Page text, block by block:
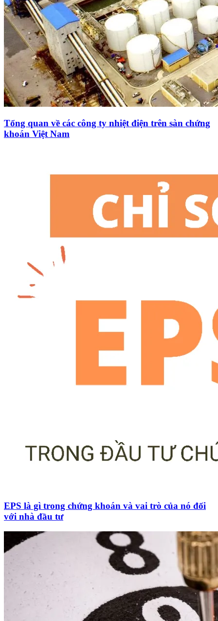
Tổng quan về các công ty nhiệt điện trên sàn chứng
khoán Việt Nam
EPS là gì trong chứng khoán và vai trò của nó đối
với nhà đầu tư